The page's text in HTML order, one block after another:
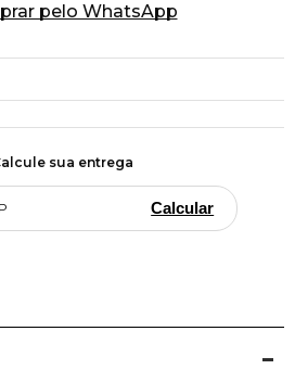
pelo WhatsApp
sua entrega
Calcular